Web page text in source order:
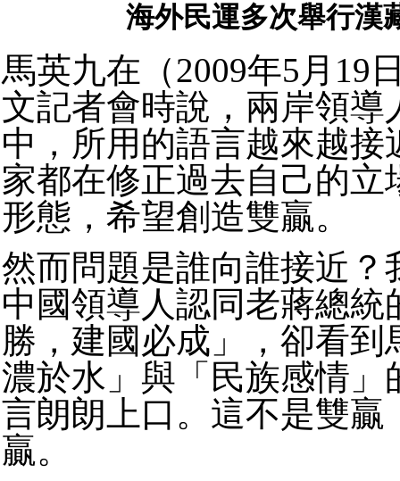
海外民運多次舉行漢
馬英九在（2009年5月19
文記者會時說，兩岸領導
中，所用的語言越來越接
家都在修正過去自己的立
形態，希望創造雙贏。
然而問題是誰向誰接近？
中國領導人認同老蔣總統
勝，建國必成」，卻看到
濃於水」與「民族感情」
言朗朗上口。這不是雙贏
贏。